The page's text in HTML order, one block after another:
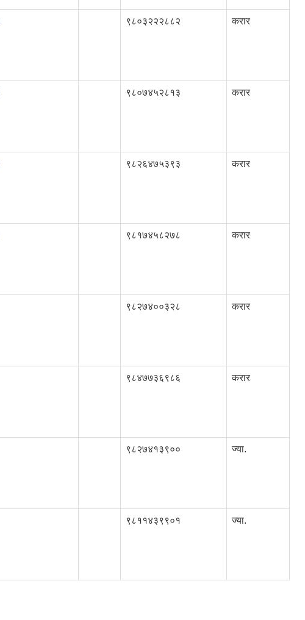
९८०३२२२८८२ करार
९८०७४५२८१३ करार
९८२६४७५३९३ करार
९८१७४५८२७८ करार
९८२७४००३२८ करार
९८४७७३६९८६ करार
९८२७४१३९०० ज्या.
९८११४३९९०१ ज्या.